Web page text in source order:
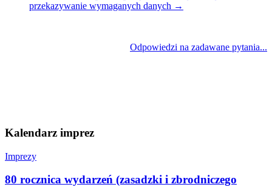
przekazywanie wymaganych danych →
Odpowiedzi na zadawane pytania...
Kalendarz imprez
Imprezy
80 rocznica wydarzeń (zasadzki i zbrodniczego